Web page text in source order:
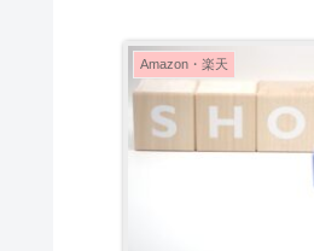
Amazon・楽天